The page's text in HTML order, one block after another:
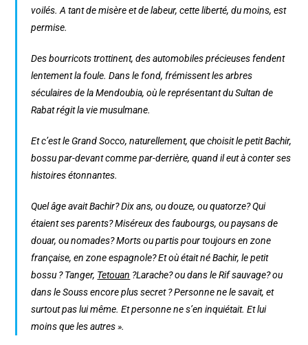
voilés. A tant de misère et de labeur, cette liberté, du moins, est
permise.
Des bourricots trottinent, des automobiles précieuses fendent
lentement la foule. Dans le fond, frémissent les arbres
séculaires de la Mendoubia, où le représentant du Sultan de
Rabat régit la vie musulmane.
Et c’est le Grand Socco, naturellement, que choisit le petit Bachir,
bossu par-devant comme par-derrière, quand il eut à conter ses
histoires étonnantes.
Quel âge avait Bachir? Dix ans, ou douze, ou quatorze? Qui
étaient ses parents? Miséreux des faubourgs, ou paysans de
douar, ou nomades? Morts ou partis pour toujours en zone
française, en zone espagnole? Et où était né Bachir, le petit
bossu ? Tanger, Tetouan ?Larache? ou dans le Rif sauvage? ou
dans le Souss encore plus secret ? Personne ne le savait, et
surtout pas lui même. Et personne ne s’en inquiétait. Et lui
moins que les autres ».